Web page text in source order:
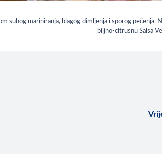
suhog mariniranja, blagog dimljenja i sporog
biljno-citrusnu Salsa